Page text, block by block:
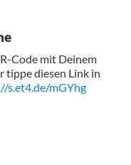
Code mit Deinem
tippe diesen Link in
s.et4.de/mGYhg